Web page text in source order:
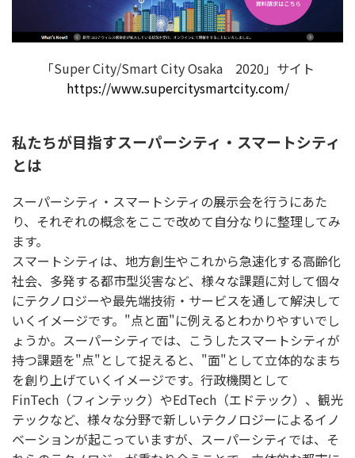
「Super City/Smart City Osaka 2020」サイト
https://www.supercitysmartcity.com/
私たちが目指すスーパーシティ・スマートシティ
とは
スーパーシティ・スマートシティの展示会を行うにあた
り、それぞれの概念をここで改めて自分なりに整理してみ
ます。
スマートシティは、地方創生やこれから急速化する高齢化
社会、多発する都市型災害など、様々な課題に対して個々
にテクノロジーや最先端技術・サービスを通して解決して
いくイメージです。"点と面"に例えるとわかりやすいでし
ょうか。スーパーシティでは、こうしたスマートシティが
持つ課題を"点"として捉えると、"面"として立体的なまち
を創り上げていくイメージです。行政機関として
FinTech（フィンテック）やEdTech（エドテック）、観光
テックなど、様々な分野で新しいテクノロジーによるイノ
ベーションが起こっていますが、スーパーシティでは、そ